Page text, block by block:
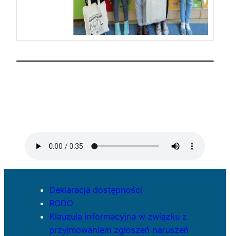
Deklaracja dostępności
RODO
Klauzula informacyjna w związku z
przyjmowaniem zgłoszeń naruszeń